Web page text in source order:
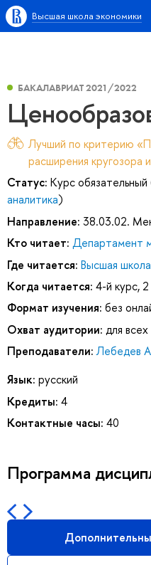
Высшая школа экономики
БАКАЛАВРИАТ 2021/2022
Лучший по критерию
расширения кругозора
Статус: Курс обязательный
аналитика)
Направление: 38.03.02.
Кто читает: Департамент
Где читается: Высшая
Когда читается: 4-й курс,
Формат изучения: без
Охват аудитории: для
Преподаватели: Лебедев
Язык: русский
Кредиты: 4
Контактные часы: 40
Программа